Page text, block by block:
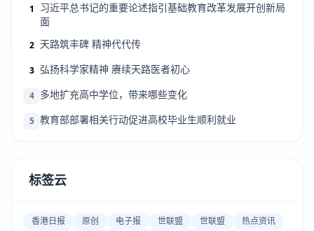
1
习近平总书记的重要论述指引基础教育改革发展开创新局
面
2 天路筑丰碑 精神代代传
3 弘扬科学家精神 赓续天路医者初心
4 多地扩充高中学位，带来哪些变化
5 教育部部署相关行动促进高校毕业生顺利就业
标签云
香港日报 原创 电子报 世联盟 世联盟
热点资讯